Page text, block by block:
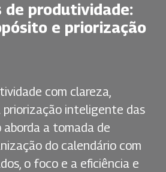
produtividade:
e priorização
com clareza,
priorização inteligente das
a tomada de
do calendário com
o foco e a eficiência e